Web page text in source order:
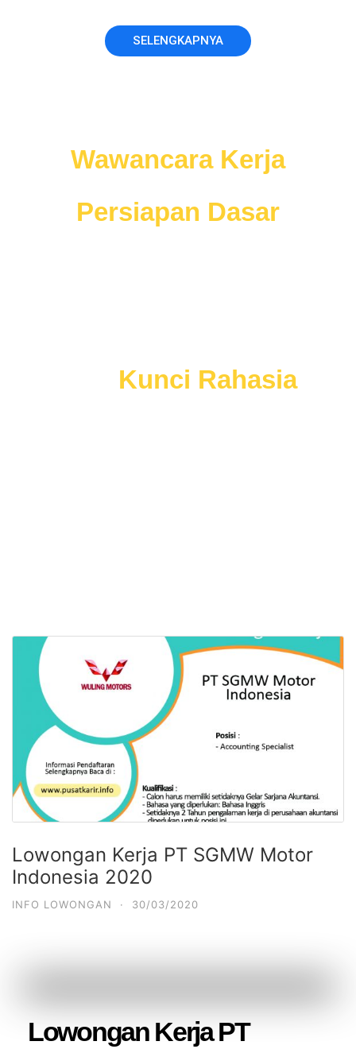
SELENGKAPNYA
Wawancara Kerja
Persiapan Dasar
Kunci Rahasia
Lowongan Kerja PT SGMW Motor
Indonesia 2020
INFO LOWONGAN · 30/03/2020
Lowongan Kerja PT